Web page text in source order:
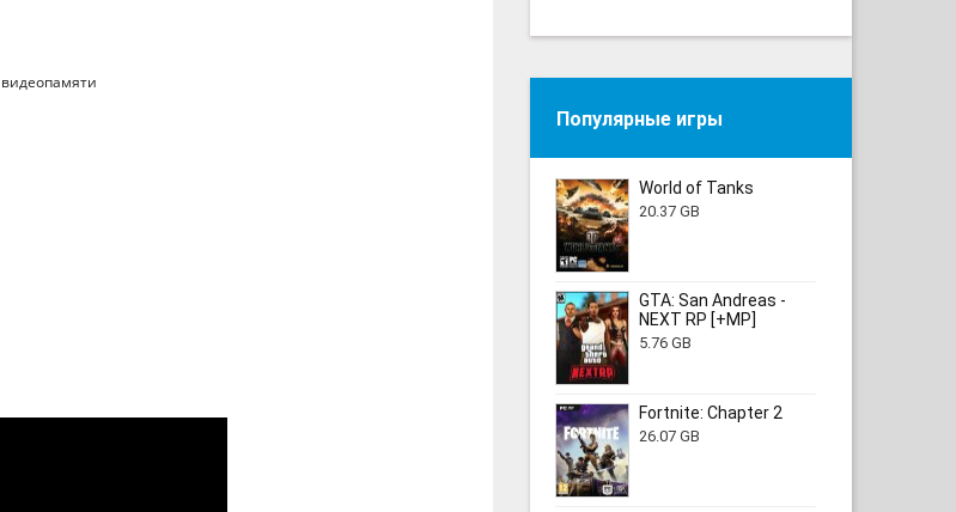
видеопамяти
Популярные игры
World of Tanks
20.37 GB
GTA: San Andreas -
NEXT RP [+MP]
5.76 GB
Fortnite: Chapter 2
26.07 GB